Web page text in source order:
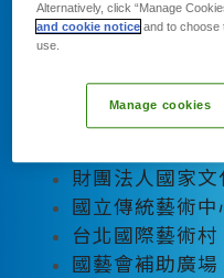
教育部青年發
02. 藝術文化
文化部
財團法人國家
國立傳統藝術中
台北國際藝術村
國藝會補助廣場
Alternatively, click “Manage
and cookie notice and to choose
use.
Manage cookies